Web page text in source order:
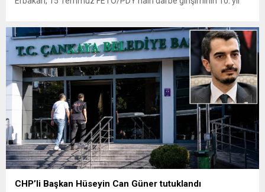
bir kez daha rahmet, minnet ve şükranla yad ettiklerini
belirterek,...
CHP’li Başkan Hüseyin Can Güner tutuklandı